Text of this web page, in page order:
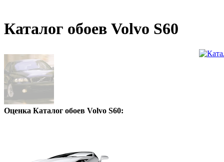
Каталог обоев Volvo S60
Оценка Каталог обоев Volvo S60: